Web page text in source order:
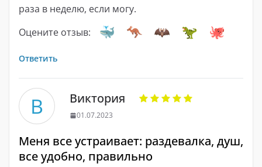
раза в неделю, если могу.
Оцените отзыв:
Ответить
В Виктория
01.07.2023
Меня все устраивает: раздевалка, душ,
все удобно, правильно